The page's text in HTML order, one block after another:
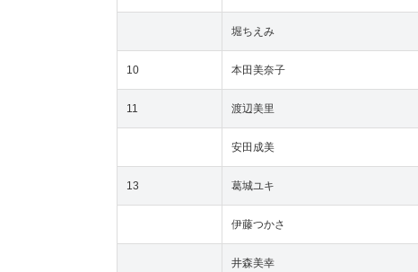
堀ちえみ
10 本田美奈子
11 渡辺美里
安田成美
13 葛城ユキ
伊藤つかさ
井森美幸